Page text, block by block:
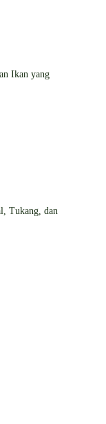
Ikan yang
Tukang, dan